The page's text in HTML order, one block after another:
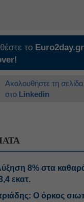
το Euro2day.gr
Ακολουθήστε τη
στο Linkedin
8% στα
εκατ.
Ο όρκος